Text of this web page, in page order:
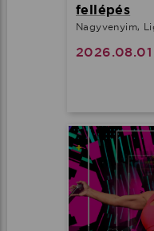
fellépés
Nagyvenyim,
2026.08.01